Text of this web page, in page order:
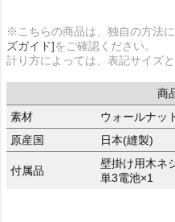
※こちらの商品は、独自の方法
ズガイド]をご確認ください。
計り方によっては、表記サイズ
商
素材
ウォールナッ
原産国
日本(縫製)
付属品
壁掛け用木ネ
単3電池×1